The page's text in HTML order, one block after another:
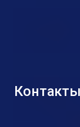
Контакты